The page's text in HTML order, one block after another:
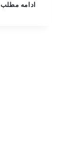
ادامه مطلب